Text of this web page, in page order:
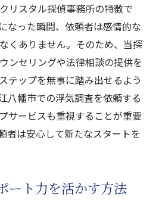
リスタル探偵事務所の特徴で
なった瞬間、依頼者は感情的な
くありません。そのため、当探
ンセリングや法律相談の提供を
テップを無事に踏み出せるよう
八幡市での浮気調査を依頼する
サービスも重視することが重要
者は安心して新たなスタートを
ート力を活かす方法